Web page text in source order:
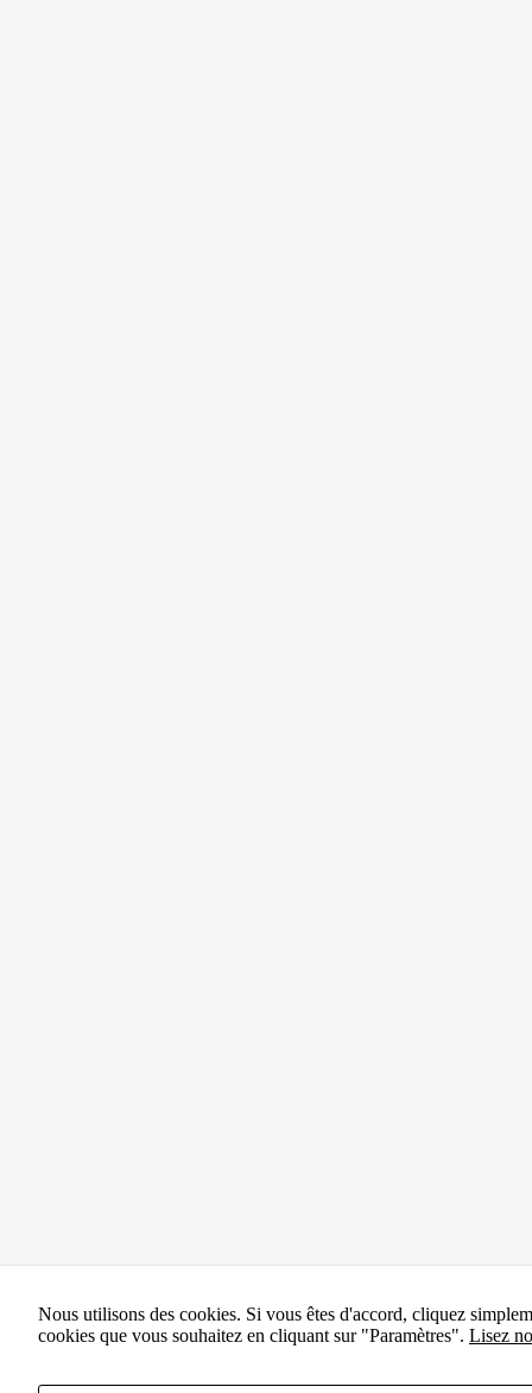
Nous utilisons des cookies. Si vous êtes d'accord, cliquez
cookies que vous souhaitez en cliquant sur "Paramètres". Lisez